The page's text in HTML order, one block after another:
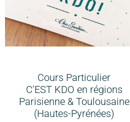
Cours Particulier
C’EST KDO en régions
Parisienne & Toulousaine
(Hautes-Pyrénées)